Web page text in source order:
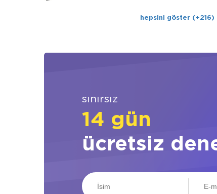
hepsini göster (+216)
sınırsız
14 gün
ücretsiz